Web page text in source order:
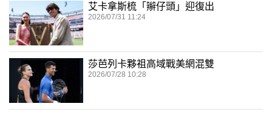
艾卡拿斯梳「辮仔頭」迎復出
2026/07/31 11:24
莎芭列卡夥祖高域戰美網混雙
2026/07/28 10:28